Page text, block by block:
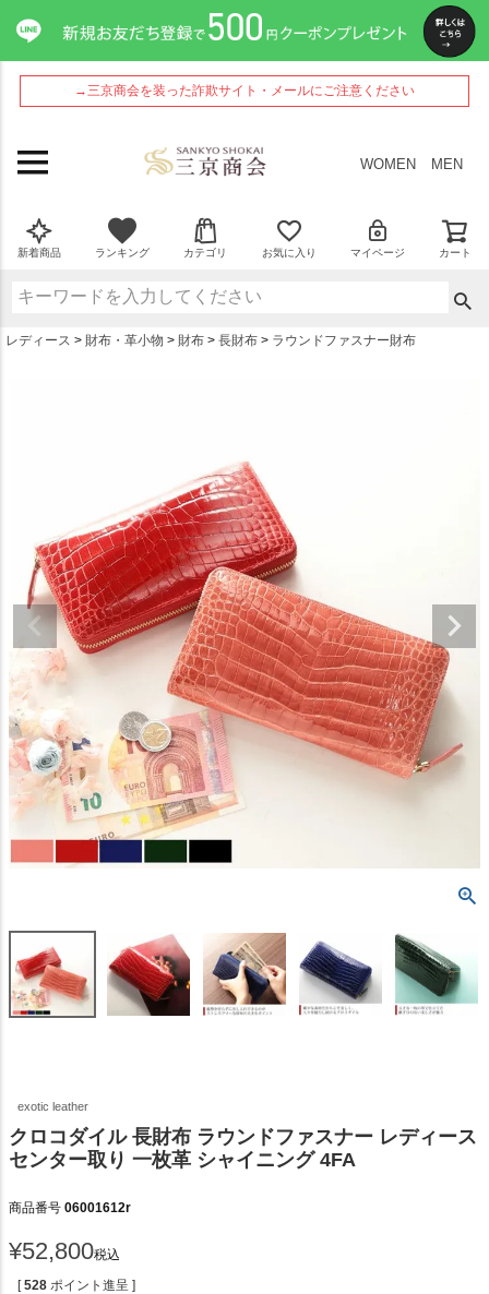
→三京商会を装った詐欺サイト・メールにご注意ください
WOMEN MEN
新着商品 ランキング カテゴリ お気に入り マイページ カート
レディース 財布・革小物 財布 長財布 ラウンドファスナー財布
exotic leather
クロコダイル 長財布 ラウンドファスナー レディース
センター取り 一枚革 シャイニング 4FA
商品番号 06001612r
¥52,800税込
[ 528 ポイント進呈 ]
ペー
ジト
ップ
へ